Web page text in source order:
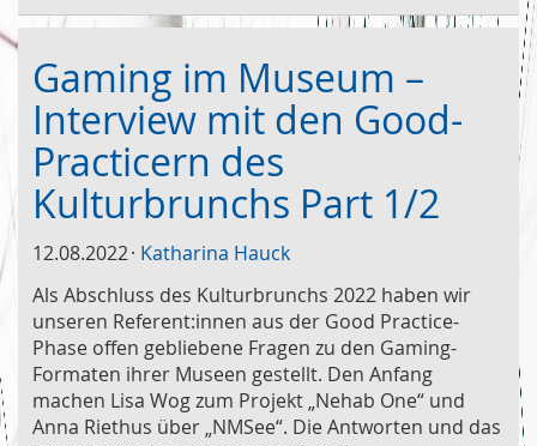
Gaming im Museum –
Interview mit den Good-
Practicern des
Kulturbrunchs Part 1/2
12.08.2022 Katharina Hauck
Als Abschluss des Kulturbrunchs 2022 haben wir
unseren Referent:innen aus der Good Practice-
Phase offen gebliebene Fragen zu den Gaming-
Formaten ihrer Museen gestellt. Den Anfang
machen Lisa Wog zum Projekt „Nehab One“ und
Anna Riethus über „NMSee“. Die Antworten und das